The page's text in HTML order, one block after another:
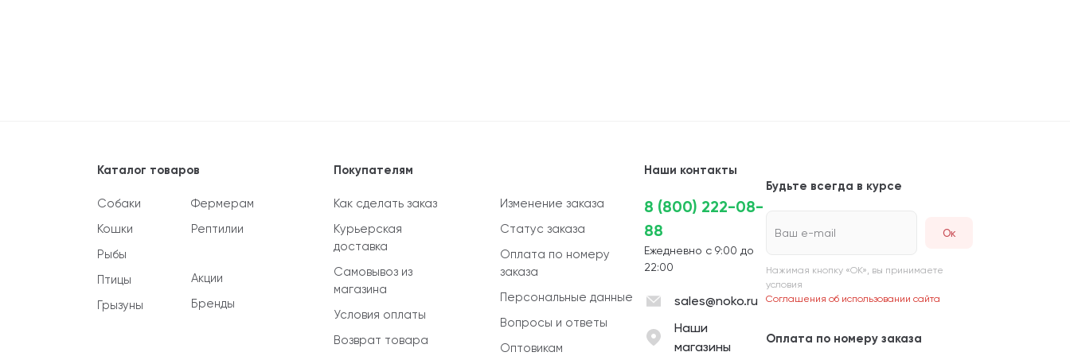
Каталог товаров
Собаки
Кошки
Рыбы
Птицы
Грызуны
Фермерам
Рептилии
Акции
Бренды
Покупателям
Как сделать заказ
Курьерская
доставка
Самовывоз из
магазина
Условия оплаты
Возврат товара
Изменение заказа
Статус заказа
Оплата по номеру
заказа
Персональные данные
Вопросы и ответы
Оптовикам
Наши контакты
8 (800) 222-08-
88
Ежедневно с 9:00 до
22:00
sales@noko.ru
Наши
магазины
Будьте всегда в курсе
Ваш e-mail
Нажимая кнопку «ОК», вы принимаете
условия
Соглашения об использовании сайта
Оплата по номеру заказа